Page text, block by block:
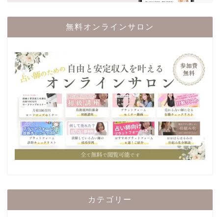
無料オンラインサロン
カテゴリー